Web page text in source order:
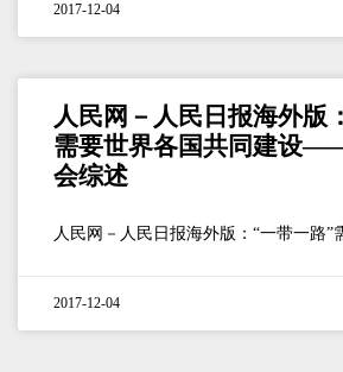
2017-12-04
人民网－人民日报海外版
需要世界各国共同建设
会综述
人民网－人民日报海外版：“一带一路”
2017-12-04